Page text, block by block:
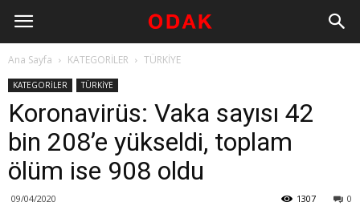
Ana Sayfa KATEGORİLER TÜRKİYE
KATEGORİLER TÜRKİYE
Koronavirüs: Vaka sayısı 42
bin 208’e yükseldi, toplam
ölüm ise 908 oldu
09/04/2020 0
1307